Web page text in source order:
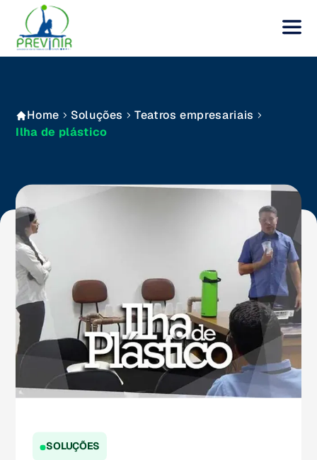
Home Soluções
Teatros empresariais
Ilha de plástico
SOLUÇÕES